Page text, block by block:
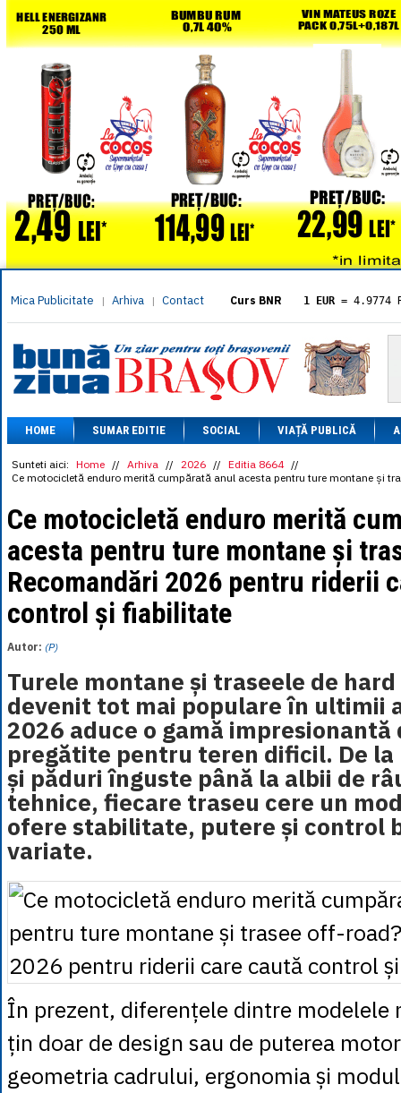
Mica Publicitate | Arhiva | Contact Curs BNR 1 EUR = 4.9774
= 5.8304
1 XAU= 464.4611
1 AED= 1.1933
1 AUD= 2.7957
1 BGN= 2.5449
1 CAD= 3.1559
1 CHF= 5.2813
1 CZK= 0.1993
1 EGP = 0.0860
1 HUF= 1.2223
1 INR = 0.0513
1 JPY= 3.0556
1 KRW= 0.3047
1 MDL= 0.2538
1 RSD
= 0.0425
1 RUB= 0.0530
1 SEK
= 0.4526
1 TRY
= 0.1141
1 UAH = 0.1048
1 XDR
= 5.9383
1 ZAR
= 0.2318
HOME SUMAR EDITIE SOCIAL VIAȚĂ PUBLICĂ
Sunteti aici: Home // Arhiva // 2026 // Editia 8664 //
Ce motocicletă enduro merită cumpărată anul acesta pentru ture montane și
Ce motocicletă enduro merită
acesta pentru ture montane și
Recomandări 2026 pentru riderii
control și fiabilitate
Autor: (P)
Turele montane și traseele de
devenit tot mai populare în ultimii
2026 aduce o gamă
pregătite pentru teren dificil. De
și păduri înguste până la albii de
tehnice, fiecare traseu cere un
ofere stabilitate, putere și control
variate.
În prezent, diferențele dintre modelele
țin doar de design sau de puterea
geometria cadrului, ergonomia și